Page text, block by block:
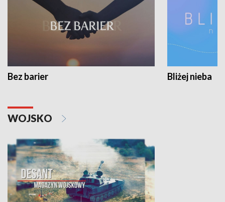
Bez barier Bliżej nieba
WOJSKO